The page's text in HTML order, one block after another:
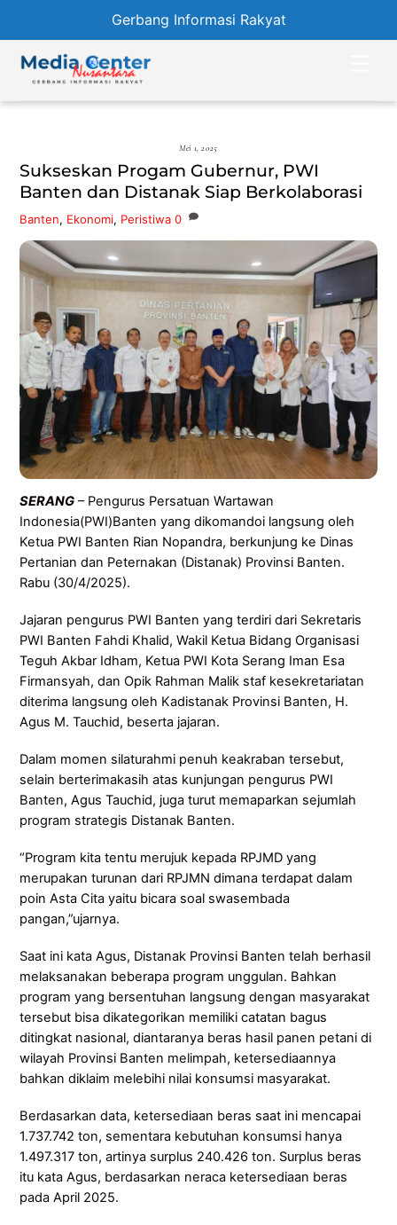
Gerbang Informasi Rakyat
content
Mei 1, 2025
Sukseskan Progam Gubernur, PWI
Banten dan Distanak Siap Berkolaborasi
Banten, Ekonomi, Peristiwa 0
SERANG – Pengurus Persatuan Wartawan
Indonesia(PWI)Banten yang dikomandoi langsung oleh
Ketua PWI Banten Rian Nopandra, berkunjung ke Dinas
Pertanian dan Peternakan (Distanak) Provinsi Banten.
Rabu (30/4/2025).
Jajaran pengurus PWI Banten yang terdiri dari Sekretaris
PWI Banten Fahdi Khalid, Wakil Ketua Bidang Organisasi
Teguh Akbar Idham, Ketua PWI Kota Serang Iman Esa
Firmansyah, dan Opik Rahman Malik staf kesekretariatan
diterima langsung oleh Kadistanak Provinsi Banten, H.
Agus M. Tauchid, beserta jajaran.
Dalam momen silaturahmi penuh keakraban tersebut,
selain berterimakasih atas kunjungan pengurus PWI
Banten, Agus Tauchid, juga turut memaparkan sejumlah
program strategis Distanak Banten.
“Program kita tentu merujuk kepada RPJMD yang
merupakan turunan dari RPJMN dimana terdapat dalam
poin Asta Cita yaitu bicara soal swasembada
pangan,”ujarnya.
Saat ini kata Agus, Distanak Provinsi Banten telah berhasil
melaksanakan beberapa program unggulan. Bahkan
program yang bersentuhan langsung dengan masyarakat
tersebut bisa dikategorikan memiliki catatan bagus
ditingkat nasional, diantaranya beras hasil panen petani di
wilayah Provinsi Banten melimpah, ketersediaannya
bahkan diklaim melebihi nilai konsumsi masyarakat.
Berdasarkan data, ketersediaan beras saat ini mencapai
1.737.742 ton, sementara kebutuhan konsumsi hanya
1.497.317 ton, artinya surplus 240.426 ton. Surplus beras
itu kata Agus, berdasarkan neraca ketersediaan beras
pada April 2025.